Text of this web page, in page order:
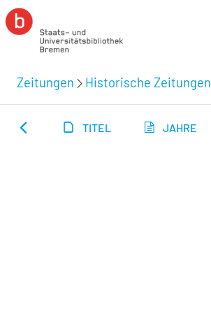
Zeitungen Historische Zeitungen
TITEL JAHRE